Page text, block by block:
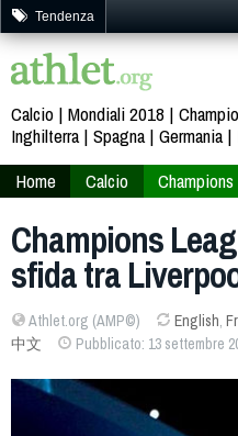
Tendenza
Calcio Mondiali 2018
Inghilterra Spagna Germania
Home
Calcio
Champions
sfida tra
Athlet.org (AMP©) English,
中文
Pubblicato: 13 settembre